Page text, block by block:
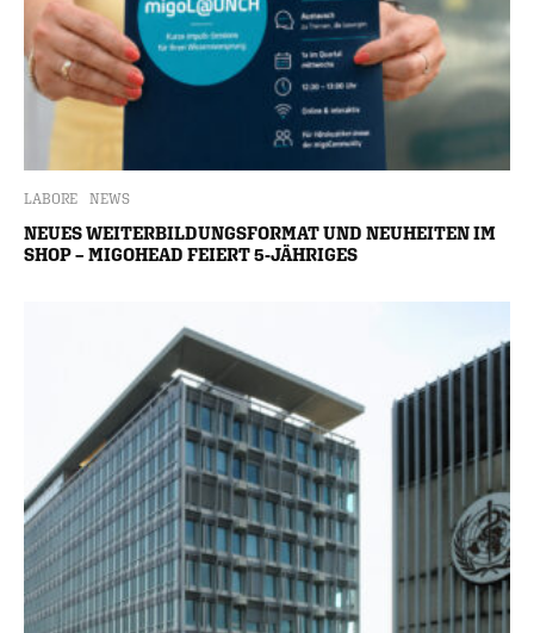
LABORE NEWS
NEUES WEITERBILDUNGSFORMAT UND NEUHEITEN IM
SHOP – MIGOHEAD FEIERT 5-JÄHRIGES